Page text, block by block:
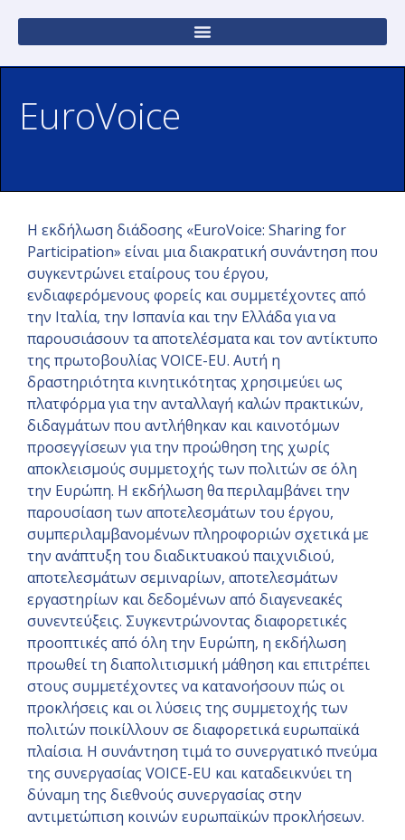
EuroVoice
Η εκδήλωση διάδοσης «EuroVoice: Sharing for
Participation» είναι μια διακρατική συνάντηση που
συγκεντρώνει εταίρους του έργου,
ενδιαφερόμενους φορείς και συμμετέχοντες από
την Ιταλία, την Ισπανία και την Ελλάδα για να
παρουσιάσουν τα αποτελέσματα και τον αντίκτυπο
της πρωτοβουλίας VOICE-EU. Αυτή η
δραστηριότητα κινητικότητας χρησιμεύει ως
πλατφόρμα για την ανταλλαγή καλών πρακτικών,
διδαγμάτων που αντλήθηκαν και καινοτόμων
προσεγγίσεων για την προώθηση της χωρίς
αποκλεισμούς συμμετοχής των πολιτών σε όλη
την Ευρώπη. Η εκδήλωση θα περιλαμβάνει την
παρουσίαση των αποτελεσμάτων του έργου,
συμπεριλαμβανομένων πληροφοριών σχετικά με
την ανάπτυξη του διαδικτυακού παιχνιδιού,
αποτελεσμάτων σεμιναρίων, αποτελεσμάτων
εργαστηρίων και δεδομένων από διαγενεακές
συνεντεύξεις. Συγκεντρώνοντας διαφορετικές
προοπτικές από όλη την Ευρώπη, η εκδήλωση
προωθεί τη διαπολιτισμική μάθηση και επιτρέπει
στους συμμετέχοντες να κατανοήσουν πώς οι
προκλήσεις και οι λύσεις της συμμετοχής των
πολιτών ποικίλλουν σε διαφορετικά ευρωπαϊκά
πλαίσια. Η συνάντηση τιμά το συνεργατικό πνεύμα
της συνεργασίας VOICE-EU και καταδεικνύει τη
δύναμη της διεθνούς συνεργασίας στην
αντιμετώπιση κοινών ευρωπαϊκών προκλήσεων.